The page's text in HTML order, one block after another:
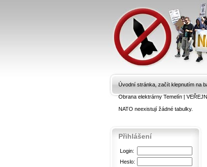
Úvodní stránka, začít klepnutím na
Obrana elektrárny Temelín|
NATO neexistují žádné tabulky.
Přihlášení
Login:
Heslo: